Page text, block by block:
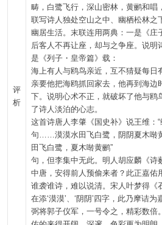
评
析
畴，白鹭飞行，深山密林，黄鹂和唱
联写诗人独处空山之中、幽栖松林之
幽居生活。末联连用两典：一是《
后客人不再让座，却与之争座。说
是《列子・皇帝篇》载：
海上有人与鸥鸟亲近，互不猜疑每日
亲要他把海鸥抓回家去，他再到海
下。说明心术不正，就破坏了他与鸥
了诗人淡泊的心志。
这首诗唐人李肇《国史补》说王维：
句……漠漠水田飞白鹭，阴阴夏木啭
田飞白鹭，夏木啭黄鹂”
句，但李集中无此。明人胡应麟《诗
中唐，安得前人预偷来者？此正嘉佑
谁袭谁诗，难以说清。宋人叶梦得《
在添‘漠漠’、‘阴阴’四字，此乃摩诘
弼将郭子仪军，一号令之，精彩数倍